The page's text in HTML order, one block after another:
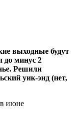
выходные будут
до минус 2
Решили
уик-энд (нет,